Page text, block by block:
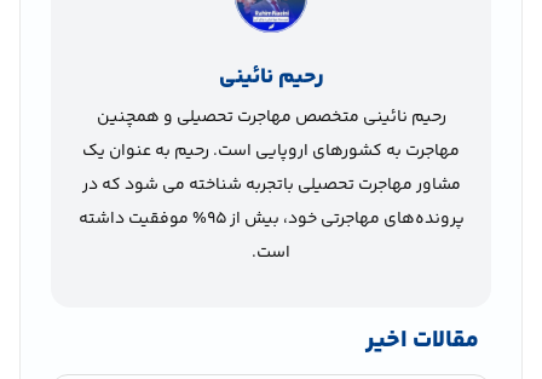
رحیم نائینی
رحیم نائینی متخصص مهاجرت تحصیلی و همچنین
مهاجرت به کشورهای اروپایی است. رحیم به عنوان یک
مشاور مهاجرت تحصیلی باتجربه شناخته می شود که در
پرونده‌های مهاجرتی خود، بیش از 95% موفقیت داشته
است.
مقالات اخیر